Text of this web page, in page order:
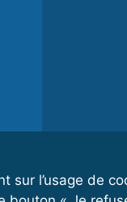
sur l’usage de